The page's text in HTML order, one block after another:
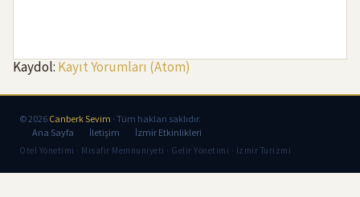
Kaydol: Kayıt Yorumları (Atom)
© 2026 Canberk Sevim · Tüm hakları saklıdır.
Ana Sayfa
İletişim İzmir Etkinlikleri
Otel Yönetimi · Misafir Memnuniyeti · Gelir Yönetimi · İzmir Turizmi